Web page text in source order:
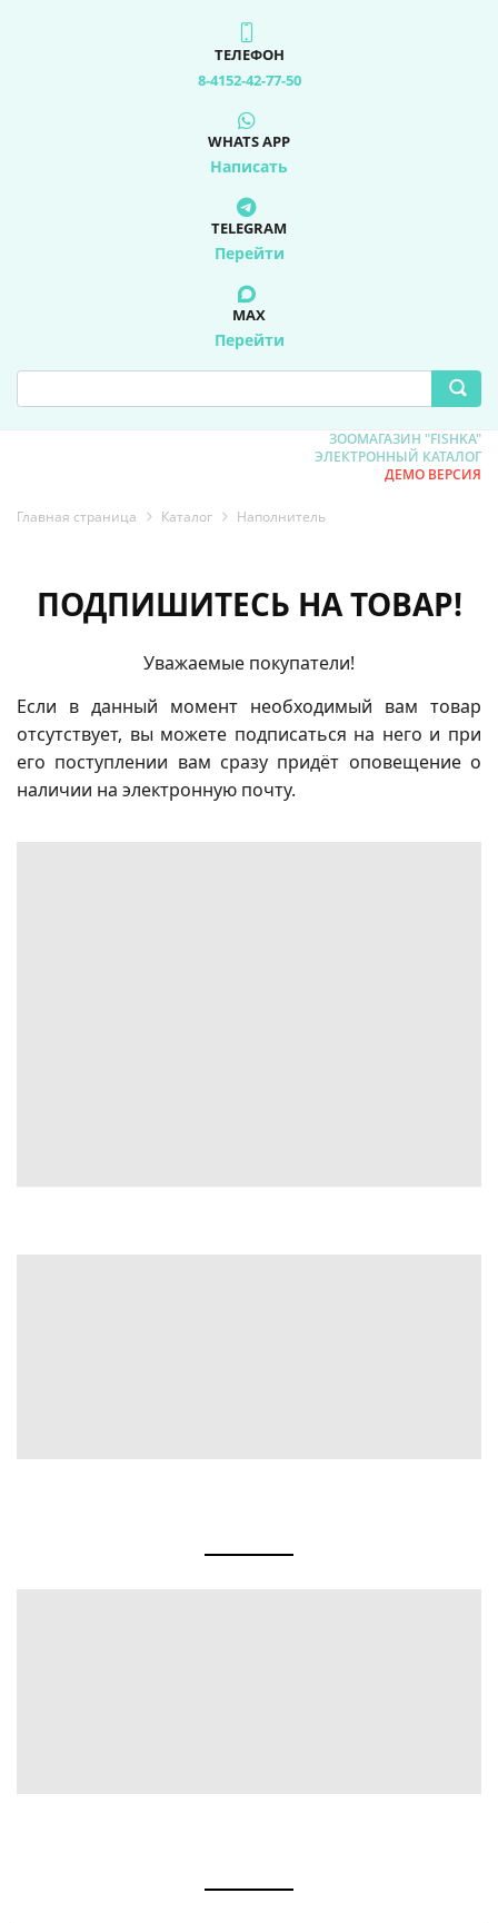
ТЕЛЕФОН
8-4152-42-77-50
WHATS APP
Написать
TELEGRAM
Перейти
MAX
Перейти
ЗООМАГАЗИН "FISHKA"
ЭЛЕКТРОННЫЙ КАТАЛОГ
ДЕМО ВЕРСИЯ
Главная страница Каталог Наполнитель
ПОДПИШИТЕСЬ НА ТОВАР!
Уважаемые покупатели!
Если в данный момент необходимый вам товар
отсутствует, вы можете подписаться на него и при
его поступлении вам сразу придёт оповещение о
наличии на электронную почту.